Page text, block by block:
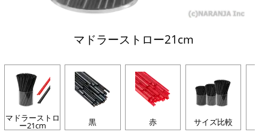
マドラーストロー21cm
マドラーストロ
ー21cm 黒 赤 サイズ比較